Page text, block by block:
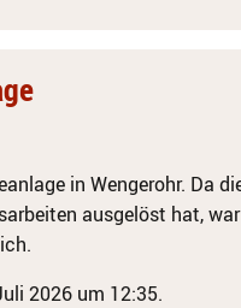
in Wengerohr. Da
ausgelöst hat,
2026 um 12:35.